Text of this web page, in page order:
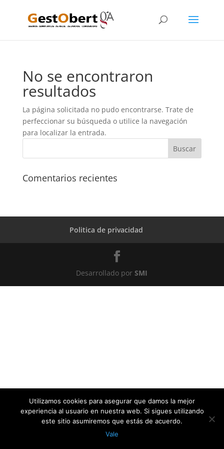
No se encontraron
resultados
La página solicitada no pudo encontrarse. Trate de
perfeccionar su búsqueda o utilice la navegación
para localizar la entrada.
Comentarios recientes
Politica de privacidad
Desarrollado porSMI
Utilizamos cookies para asegurar que damos la mejor
experiencia al usuario en nuestra web. Si sigues utilizando
este sitio asumiremos que estás de acuerdo.
Vale